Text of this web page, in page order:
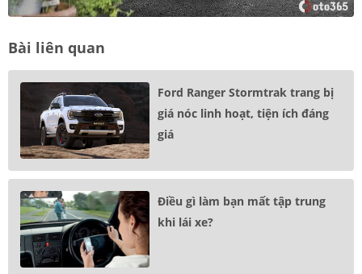
Bài liên quan
Ford Ranger Stormtrak trang bị
giá nóc linh hoạt, tiện ích đáng
giá
Điều gì làm bạn mất tập trung
khi lái xe?